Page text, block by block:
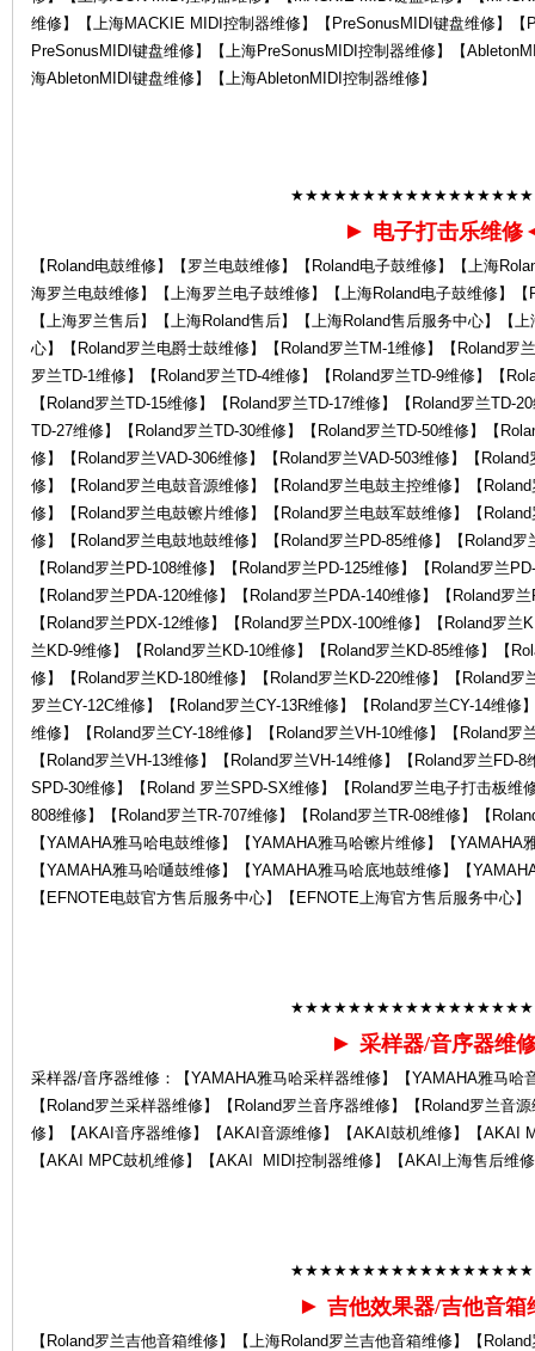
维修】【上海MACKIE MIDI控制器维修】【PreSonusMIDI键盘维修】【
PreSonusMIDI键盘维修】【上海PreSonusMIDI控制器维修】【
海AbletonMIDI键盘维修】【上海AbletonMIDI控制器维修】
► 电子打击乐维修
【Roland电鼓维修】【罗兰电鼓维修】【Roland电子鼓维修】【上海
海罗兰电鼓维修】【上海罗兰电子鼓维修】【上海Roland电子鼓维修】
【上海罗兰售后】【上海Roland售后】【上海Roland售后服务中心】【
心】【Roland罗兰电爵士鼓维修】【Roland罗兰TM-1维修】【Roland罗
罗兰TD-1维修】【Roland罗兰TD-4维修】【Roland罗兰TD-9维修】【
【Roland罗兰TD-15维修】【Roland罗兰TD-17维修】【Roland罗兰TD-
TD-27维修】【Roland罗兰TD-30维修】【Roland罗兰TD-50维修】【
修】【Roland罗兰VAD-306维修】【Roland罗兰VAD-503维修】【
修】【Roland罗兰电鼓音源维修】【Roland罗兰电鼓主控维修】【
修】【Roland罗兰电鼓镲片维修】【Roland罗兰电鼓军鼓维修】【
修】【Roland罗兰电鼓地鼓维修】【Roland罗兰PD-85维修】【Roland
【Roland罗兰PD-108维修】【Roland罗兰PD-125维修】【Roland罗兰
【Roland罗兰PDA-120维修】【Roland罗兰PDA-140维修】【Roland罗
【Roland罗兰PDX-12维修】【Roland罗兰PDX-100维修】【Roland罗
兰KD-9维修】【Roland罗兰KD-10维修】【Roland罗兰KD-85维修】【
修】【Roland罗兰KD-180维修】【Roland罗兰KD-220维修】【Roland罗
罗兰CY-12C维修】【Roland罗兰CY-13R维修】【Roland罗兰CY-14维修
维修】【Roland罗兰CY-18维修】【Roland罗兰VH-10维修】【Roland罗
【Roland罗兰VH-13维修】【Roland罗兰VH-14维修】【Roland罗兰FD-
SPD-30维修】【Roland 罗兰SPD-SX维修】【Roland罗兰电子打击板维
808维修】【Roland罗兰TR-707维修】【Roland罗兰TR-08维修】【
【YAMAHA雅马哈电鼓维修】【YAMAHA雅马哈镲片维修】【
【YAMAHA雅马哈嗵鼓维修】【YAMAHA雅马哈底地鼓维修】【
【EFNOTE电鼓官方售后服务中心】【EFNOTE上海官方售后服务中心】
► 采样器/音序器维
采样器/音序器维修：【YAMAHA雅马哈采样器维修】【YAMAHA雅马哈
【Roland罗兰采样器维修】【Roland罗兰音序器维修】【Roland罗兰音
修】【AKAI音序器维修】【AKAI音源维修】【AKAI鼓机维修】【AKAI
【AKAI MPC鼓机维修】【AKAI MIDI控制器维修】【AKAI上海售后维
► 吉他效果器/吉他音箱
【Roland罗兰吉他音箱维修】【上海Roland罗兰吉他音箱维修】【